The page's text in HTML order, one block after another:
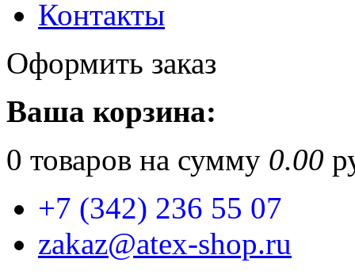
Контакты
Оформить заказ
Ваша корзина:
0 товаров на сумму 0.00
+7 (342) 236 55 07
zakaz@atex-shop.ru